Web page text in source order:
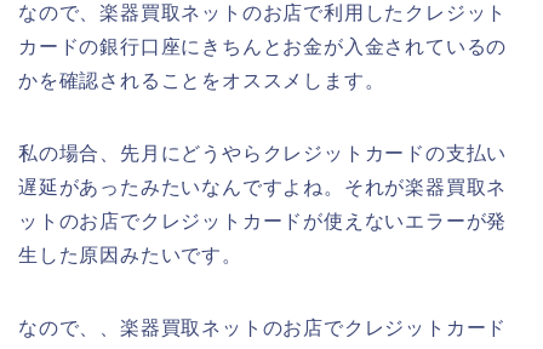
なので、楽器買取ネットのお店で利用したクレジット
カードの銀行口座にきちんとお金が入金されているの
かを確認されることをオススメします。
私の場合、先月にどうやらクレジットカードの支払い
遅延があったみたいなんですよね。それが楽器買取ネ
ットのお店でクレジットカードが使えないエラーが発
生した原因みたいです。
なので、、楽器買取ネットのお店でクレジットカード